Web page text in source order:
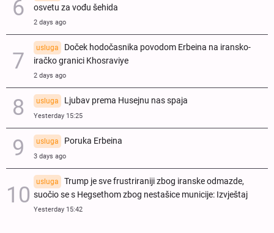
osvetu za vođu šehida
2 days ago
usluga
Doček hodočasnika povodom Erbeina na iransko-
iračko granici Khosraviye
2 days ago
usluga Ljubav prema Husejnu nas spaja
Yesterday 15:25
usluga Poruka Erbeina
3 days ago
usluga
Trump je sve frustriraniji zbog iranske odmazde,
suočio se s Hegsethom zbog nestašice municije: Izvještaj
Yesterday 15:42